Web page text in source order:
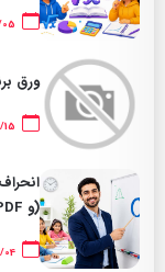
ورق
(و PDF فرمولها)